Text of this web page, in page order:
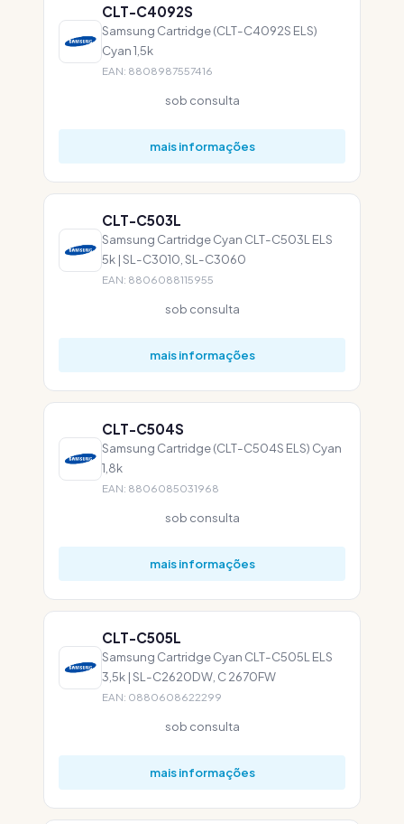
CLT-C4092S
Samsung Cartridge (CLT-C4092S ELS)
Cyan 1,5k
EAN: 8808987557416
sob consulta
mais informações
CLT-C503L
Samsung Cartridge Cyan CLT-C503L ELS
5k | SL-C3010, SL-C3060
EAN: 8806088115955
sob consulta
mais informações
CLT-C504S
Samsung Cartridge (CLT-C504S ELS) Cyan
1,8k
EAN: 8806085031968
sob consulta
mais informações
CLT-C505L
Samsung Cartridge Cyan CLT-C505L ELS
3,5k | SL-C2620DW, C 2670FW
EAN: 0880608622299
sob consulta
mais informações